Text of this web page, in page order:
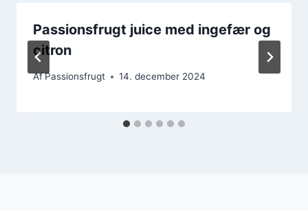
Passionsfrugt juice med ingefær og
citron
AfPassionsfrugt 14. december 2024